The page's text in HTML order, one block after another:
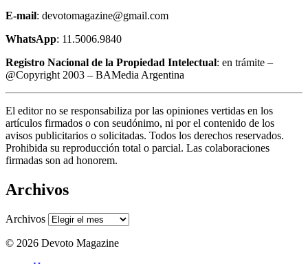
E-mail: devotomagazine@gmail.com
WhatsApp: 11.5006.9840
Registro Nacional de la Propiedad Intelectual: en trámite –
@Copyright 2003 – BAMedia Argentina
El editor no se responsabiliza por las opiniones vertidas en los
artículos firmados o con seudónimo, ni por el contenido de los
avisos publicitarios o solicitadas. Todos los derechos reservados.
Prohibida su reproducción total o parcial. Las colaboraciones
firmadas son ad honorem.
Archivos
Archivos
© 2026 Devoto Magazine